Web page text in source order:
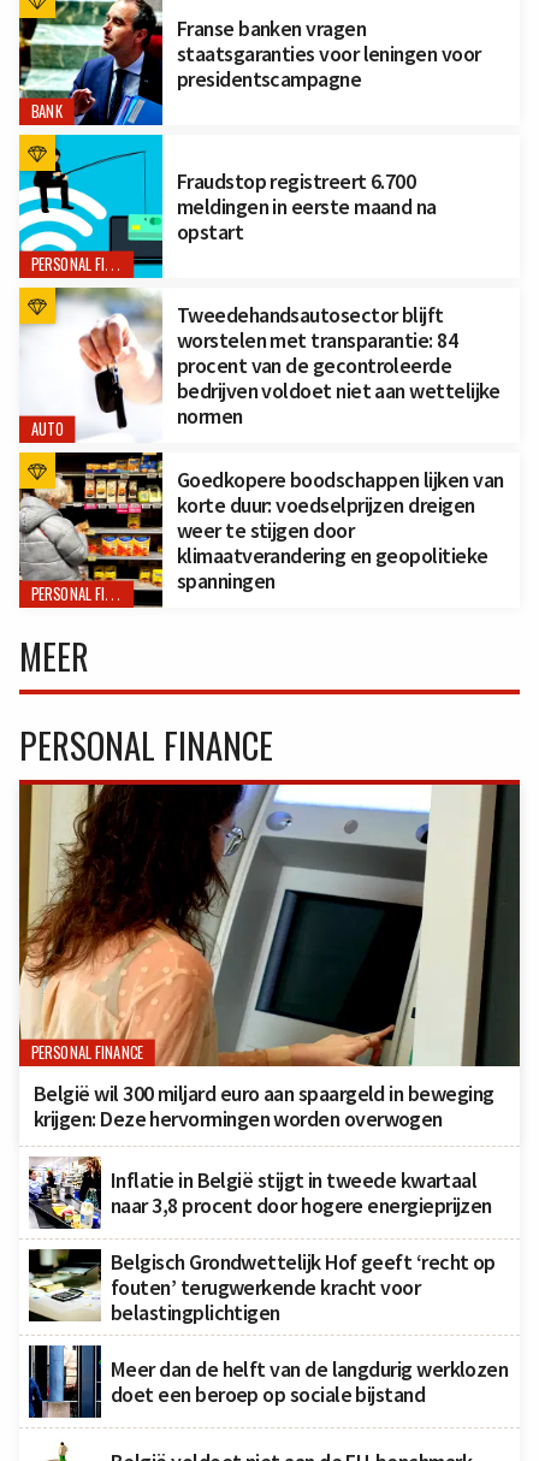
BANK
Franse banken vragen
staatsgaranties voor leningen voor
presidentscampagne
PERSONAL FINANCE
Fraudstop registreert 6.700
meldingen in eerste maand na
opstart
AUTO
Tweedehandsautosector blijft
worstelen met transparantie: 84
procent van de gecontroleerde
bedrijven voldoet niet aan wettelijke
normen
PERSONAL FINANCE
Goedkopere boodschappen lijken van
korte duur: voedselprijzen dreigen
weer te stijgen door
klimaatverandering en geopolitieke
spanningen
MEER
PERSONAL FINANCE
PERSONAL FINANCE
België wil 300 miljard euro aan spaargeld in beweging
krijgen: Deze hervormingen worden overwogen
Inflatie in België stijgt in tweede kwartaal
naar 3,8 procent door hogere energieprijzen
Belgisch Grondwettelijk Hof geeft ‘recht op
fouten’ terugwerkende kracht voor
belastingplichtigen
Meer dan de helft van de langdurig werklozen
doet een beroep op sociale bijstand